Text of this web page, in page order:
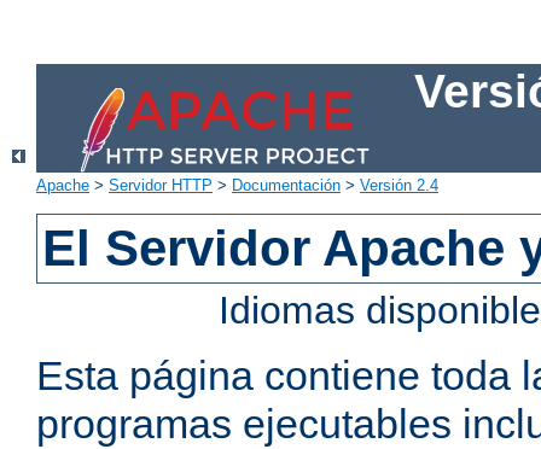
Apache > Servidor HTTP > Documentación > Versión 2.4
El Servidor Apache
Idiomas
Esta página contiene toda
programas ejecutables